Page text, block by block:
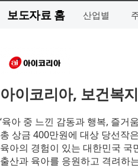
보도자료 홈 산업별
아이코리아, 보건복
‘육아 중 느낀 감동과 행복, 즐거
총 상금 400만원에 대상 당선작
육아의 경험이 있는 대한민국 국
출산과 육아를 응원하고 격려하